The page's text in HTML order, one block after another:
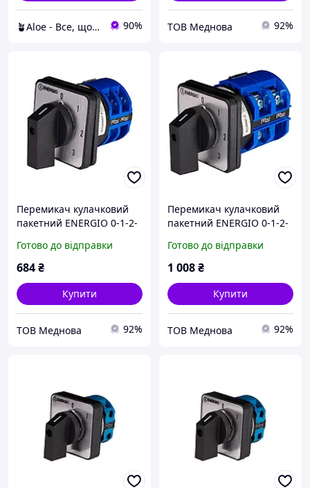
🪴Aloe - Все, що потрібно — в одному магазині! 90% ТОВ Меднова 92%
Перемикач кулачковий
пакетний ENERGIO 0-1-2-
Готово до відправки
684₴
Купити
ТОВ Меднова 92%
Перемикач кулачковий
пакетний ENERGIO 0-1-2-
Готово до відправки
1 008₴
Купити
ТОВ Меднова 92%